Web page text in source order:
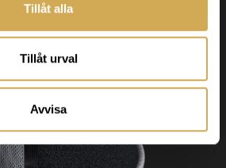
Tillåt alla
Tillåt urval
Avvisa
Badtunnor
designar och tillverkar
högkvalitativa produkter
hela Europa.